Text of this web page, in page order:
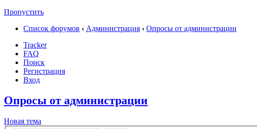
Пропустить
Список форумов ‹ Администрация ‹ Опросы от администрации
Tracker
FAQ
Поиск
Регистрация
Вход
Опросы от администрации
Новая тема